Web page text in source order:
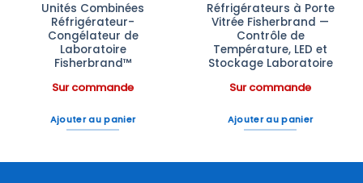
Unités Combinées
Réfrigérateur-
Congélateur de
Laboratoire
Fisherbrand™
Sur commande
Ajouter au panier
Réfrigérateurs à Porte
Vitrée Fisherbrand —
Contrôle de
Température, LED et
Stockage Laboratoire
Sur commande
Ajouter au panier